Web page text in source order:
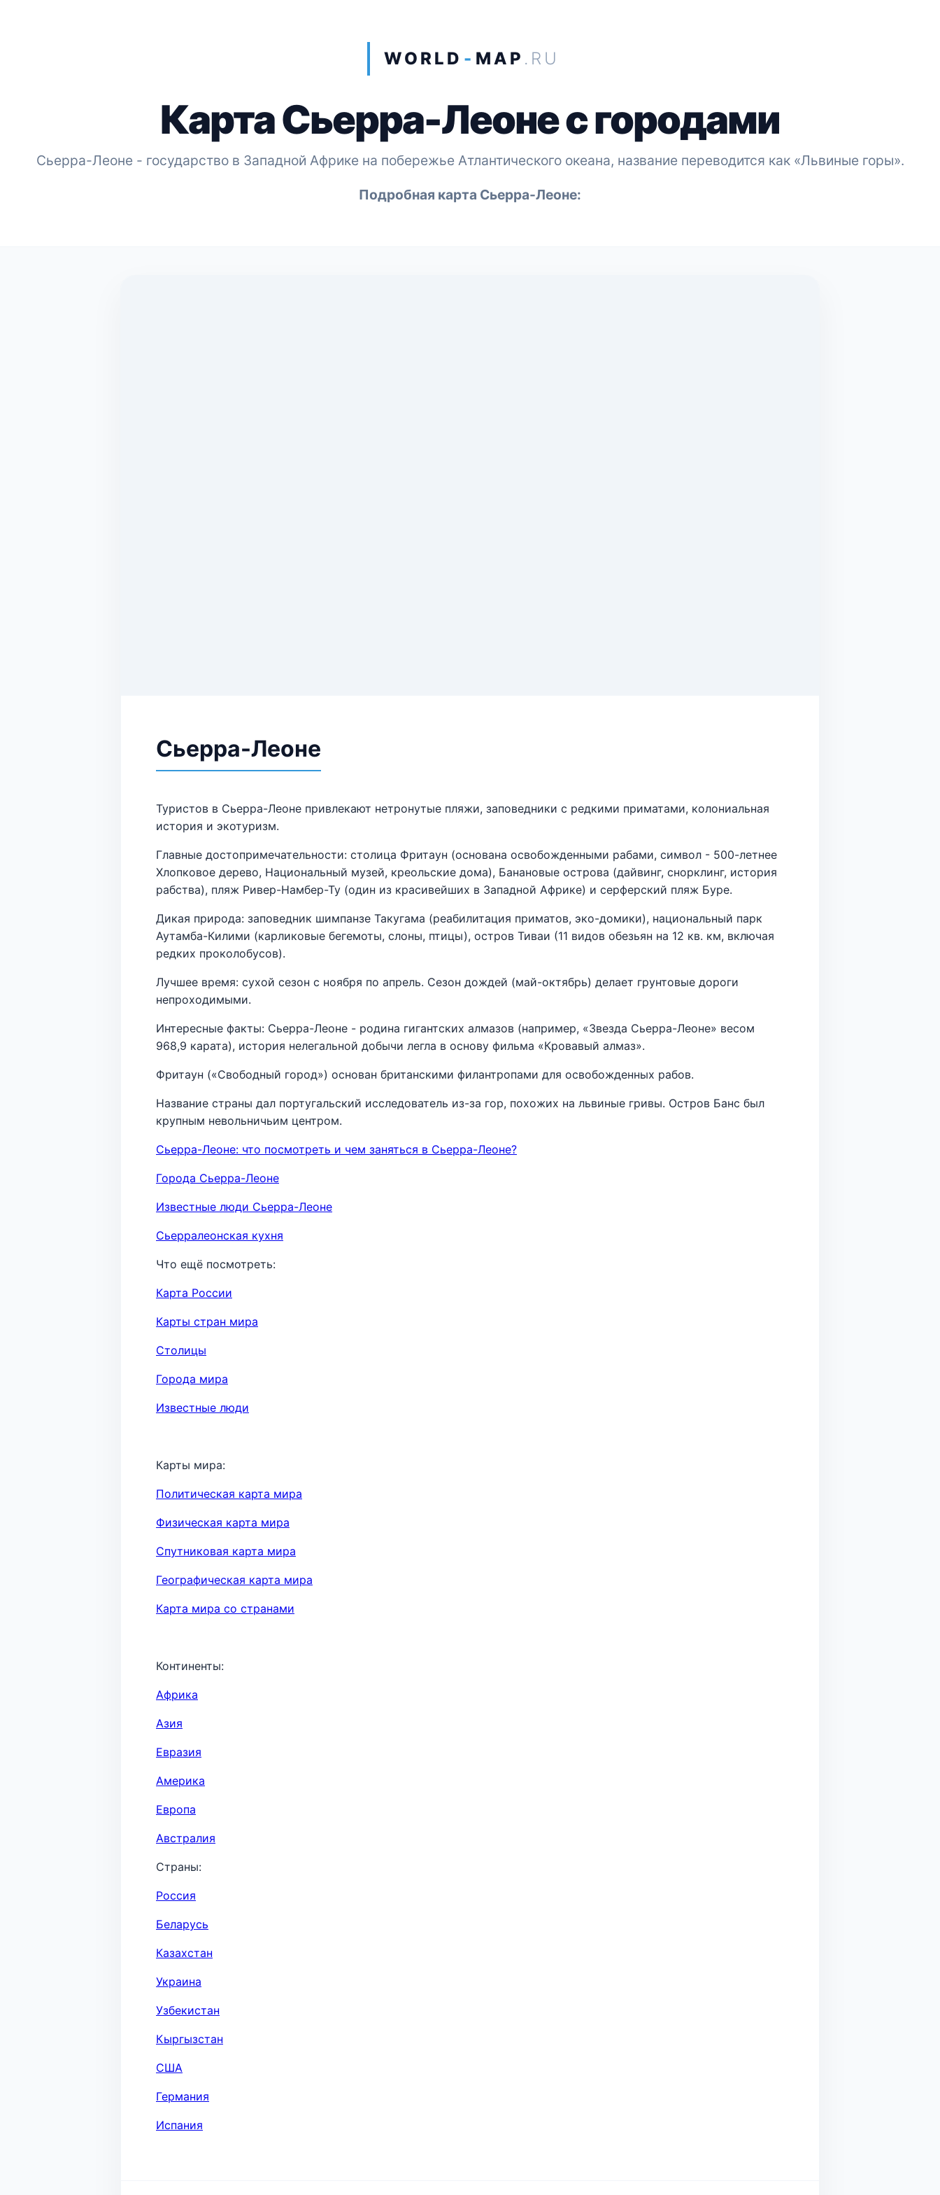
WORLD - MAP .RU
Карта Сьерра-Леоне с городами
Сьерра-Леоне - государство в Западной Африке на побережье Атлантического океана, название переводится как «Львиные горы».
Подробная карта Сьерра-Леоне:
Сьерра-Леоне
Туристов в Сьерра-Леоне привлекают нетронутые пляжи, заповедники с редкими приматами, колониальная
история и экотуризм.
Главные достопримечательности: столица Фритаун (основана освобожденными рабами, символ - 500-летнее
Хлопковое дерево, Национальный музей, креольские дома), Банановые острова (дайвинг, снорклинг, история
рабства), пляж Ривер-Намбер-Ту (один из красивейших в Западной Африке) и серферский пляж Буре.
Дикая природа: заповедник шимпанзе Такугама (реабилитация приматов, эко-домики), национальный парк
Аутамба-Килими (карликовые бегемоты, слоны, птицы), остров Тиваи (11 видов обезьян на 12 кв. км, включая
редких проколобусов).
Лучшее время: сухой сезон с ноября по апрель. Сезон дождей (май-октябрь) делает грунтовые дороги
непроходимыми.
Интересные факты: Сьерра-Леоне - родина гигантских алмазов (например, «Звезда Сьерра-Леоне» весом
968,9 карата), история нелегальной добычи легла в основу фильма «Кровавый алмаз».
Фритаун («Свободный город») основан британскими филантропами для освобожденных рабов.
Название страны дал португальский исследователь из-за гор, похожих на львиные гривы. Остров Банс был
крупным невольничьим центром.
Сьерра-Леоне: что посмотреть и чем заняться в Сьерра-Леоне?
Города Сьерра-Леоне
Известные люди Сьерра-Леоне
Сьерралеонская кухня
Что ещё посмотреть:
Карта России
Карты стран мира
Столицы
Города мира
Известные люди
Карты мира:
Политическая карта мира
Физическая карта мира
Спутниковая карта мира
Географическая карта мира
Карта мира со странами
Континенты:
Африка
Азия
Евразия
Америка
Европа
Австралия
Страны:
Россия
Беларусь
Казахстан
Украина
Узбекистан
Кыргызстан
США
Германия
Испания